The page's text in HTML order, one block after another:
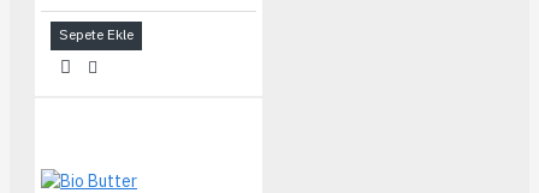
Sepete Ekle